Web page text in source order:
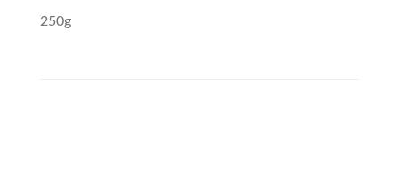
250g